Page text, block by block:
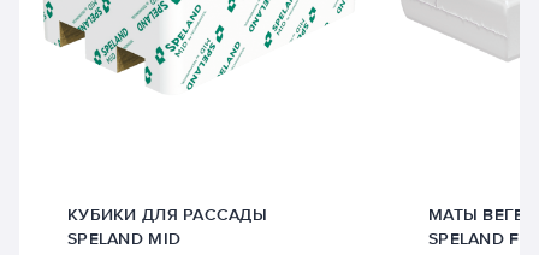
КУБИКИ ДЛЯ РАССАДЫ
SPELAND MID
МАТЫ
SPELAND